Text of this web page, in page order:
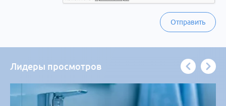
Отправить
Лидеры просмотров